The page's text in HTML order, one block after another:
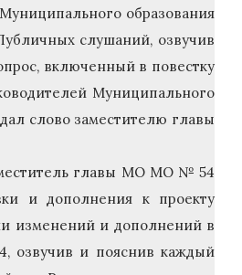
образования
слушаний, озвучив
включенный в повестку
Муниципального
слово заместителю главы
главы МО МО № 54
и дополнения к проекту
изменений и дополнений в
и пояснив каждый